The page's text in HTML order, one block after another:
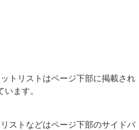
トリストはページ下部に掲載され
います。
ストなどはページ下部のサイドバ